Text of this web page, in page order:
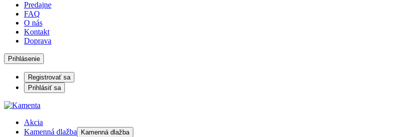
Predajne
FAQ
O nás
Kontakt
Doprava
Prihlásenie
Registrovať sa
Prihlásiť sa
Akcia
Kamenná dlažba
Kamenná dlažba